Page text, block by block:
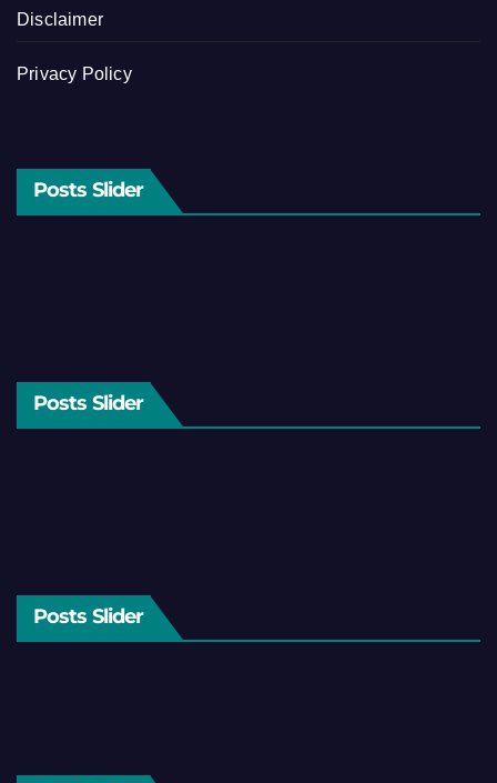
Disclaimer
Privacy Policy
Posts Slider
Posts Slider
Posts Slider